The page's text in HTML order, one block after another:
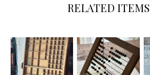
RELATED ITEMS